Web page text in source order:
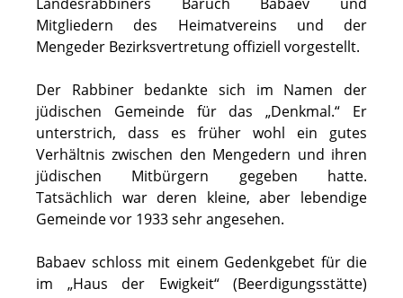
Mitgliedern des Heimatvereins und der
Mengeder Bezirksvertretung offiziell vorgestellt.
Der Rabbiner bedankte sich im Namen der
jüdischen Gemeinde für das „Denkmal.“ Er
unterstrich, dass es früher wohl ein gutes
Verhältnis zwischen den Mengedern und ihren
jüdischen Mitbürgern gegeben hatte.
Tatsächlich war deren kleine, aber lebendige
Gemeinde vor 1933 sehr angesehen.
Babaev schloss mit einem Gedenkgebet für die
im „Haus der Ewigkeit“ (Beerdigungsstätte)